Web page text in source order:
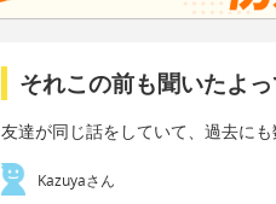
それこの前も聞いたよ
友達が同じ話をしていて、過去に
Kazuyaさん